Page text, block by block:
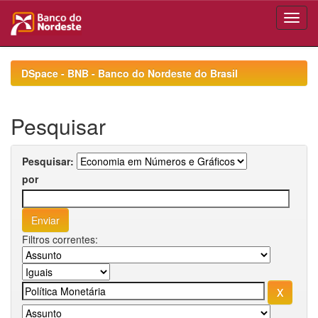
navigationDSpace - BNB - Banco do Nordeste do Brasil
Pesquisar
Pesquisar:
por
Filtros correntes: